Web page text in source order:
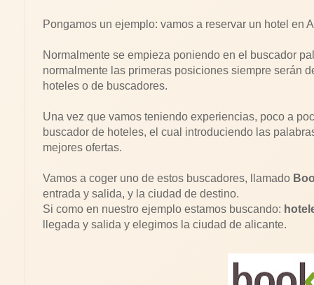
Pongamos un ejemplo: vamos a reservar un hotel en
Normalmente se empieza poniendo en el buscador
normalmente las primeras posiciones siempre serán
hoteles o de buscadores.
Una vez que vamos teniendo experiencias, poco a
buscador de hoteles, el cual introduciendo las
mejores ofertas.
Vamos a coger uno de estos buscadores, llamado
entrada y salida, y la ciudad de destino.
Si como en nuestro ejemplo estamos buscando:
llegada y salida y elegimos la ciudad de alicante.